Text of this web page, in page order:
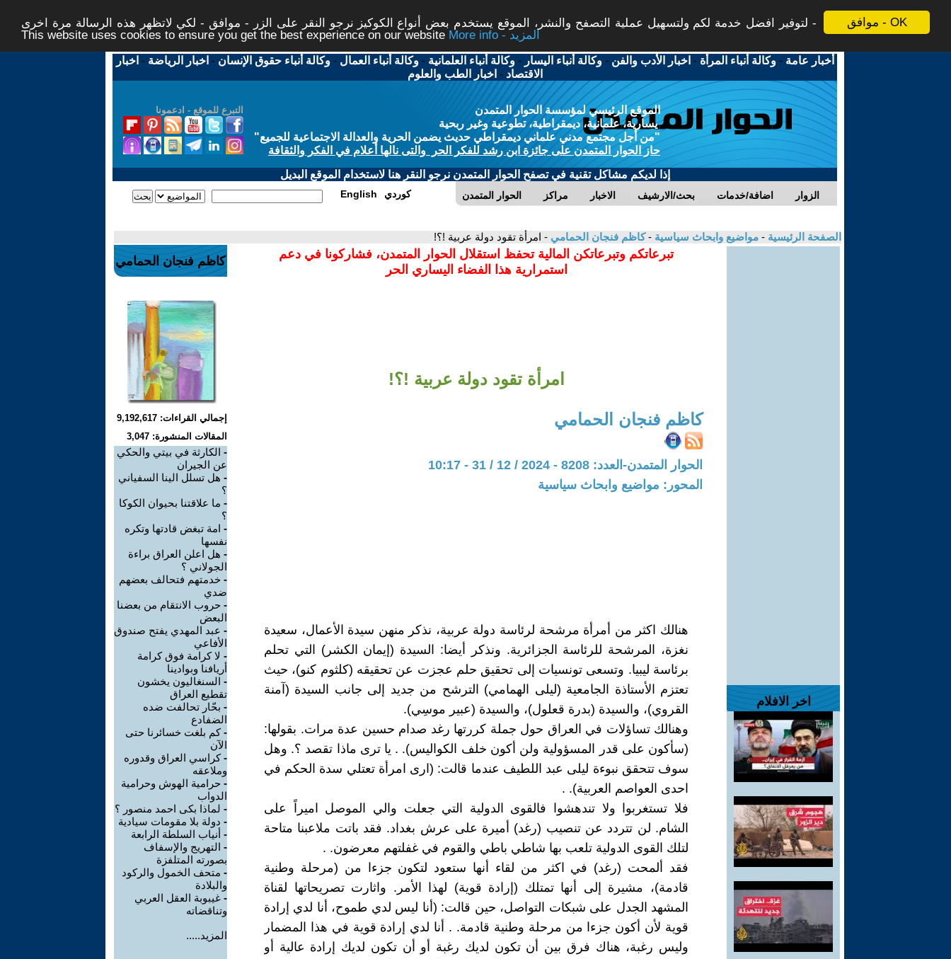
موافق - OK
لتوفير افضل خدمة لكم ولتسهيل عملية التصفح والنشر، الموقع يستخدم بعض أنواع الكوكيز نرجو النقر على الزر - موافق - لكي لاتظهر هذه الرسالة مرة اخرى -
This website uses cookies to ensure you get the best experience on our website
More info - المزيد
أخبار عامة -وكالة أنباء المرأة - اخبار الأدب والفن -وكالة أنباء اليسار -وكالة أنباء العلمانية -وكالة أنباء العمال -وكالة أنباء حقوق الإنسان - اخبار الرياضة - اخبار
الاقتصاد - اخبار الطب والعلوم
التبرع للموقع - ادعمونا
الموقع الرئيسي لمؤسسة الحوار المتمدن
يسارية، علمانية، ديمقراطية، تطوعية وغير ربحية
"من أجل مجتمع مدني علماني ديمقراطي حديث يضمن الحرية والعدالة الاجتماعية للجميع"
حاز الحوار المتمدن على جائزة ابن رشد للفكر الحر والتى نالها أعلام في الفكر والثقافة
إذا لديكم مشاكل تقنية في تصفح الحوار المتمدن نرجو النقر هنا لاستخدام الموقع البديل
الحوار المتمدن مراكز الاخبار بحث/الارشيف اضافة/خدمات الزوار English كوردي
الصفحة الرئيسية - مواضيع وابحاث سياسية -كاظم فنجان الحمامي - امرأة تقود دولة عربية !؟!
اخر الافلام
تبرعاتكم وتبرعاتكن المالية تحفظ استقلال الحوار المتمدن، فشاركونا في دعم
استمرارية هذا الفضاء اليساري الحر
امرأة تقود دولة عربية !؟!
كاظم فنجان الحمامي
الحوار المتمدن-العدد: 8208 - 2024 / 12 / 31 - 10:17
المحور: مواضيع وابحاث سياسية
هنالك اكثر من أمرأة مرشحة لرئاسة دولة عربية، نذكر منهن سيدة الأعمال، سعيدة
نغزة، المرشحة للرئاسة الجزائرية. ونذكر أيضا: السيدة (إيمان الكشر) التي تحلم
برئاسة ليبيا. وتسعى تونسيات إلى تحقيق حلم عجزت عن تحقيقه (كلثوم كنو)، حيث
تعتزم الأستاذة الجامعية (ليلى الهمامي) الترشح من جديد إلى جانب السيدة (آمنة
القروي)، والسيدة (بدرة قعلول)، والسيدة (عبير موسِي).
وهنالك تساؤلات في العراق حول جملة كررتها رغد صدام حسين عدة مرات. بقولها:
(سأكون على قدر المسؤولية ولن أكون خلف الكواليس). . يا ترى ماذا تقصد ؟. وهل
سوف تتحقق نبوءة ليلى عبد اللطيف عندما قالت: (ارى امرأة تعتلي سدة الحكم في
احدى العواصم العربية). .
فلا تستغربوا ولا تندهشوا فالقوى الدولية التي جعلت والي الموصل اميراً على
الشام. لن تتردد عن تنصيب (رغد) أميرة على عرش بغداد. فقد باتت ملاعبنا متاحة
لتلك القوى الدولية تلعب بها شاطي باطي والقوم في غفلتهم معرضون. .
فقد ألمحت (رغد) في اكثر من لقاء أنها ستعود لتكون جزءا من (مرحلة وطنية
قادمة)، مشيرة إلى أنها تمتلك (إرادة قوية) لهذا الأمر. واثارت تصريحاتها لقناة
المشهد الجدل على شبكات التواصل، حين قالت: (أنا ليس لدي طموح، أنا لدي إرادة
قوية لأن أكون جزءا من مرحلة وطنية قادمة. . أنا لدي إرادة قوية في هذا المضمار
وليس رغبة، هناك فرق بين أن تكون لديك رغبة أو أن تكون لديك إرادة عالية أو
كاظم فنجان الحمامي
إجمالي القراءات: 9,192,617
المقالات المنشورة: 3,047
- الكارثة في بيتي والحكي
عن الجيران
- هل تسلل الينا السفياني
؟
- ما علاقتنا بحيوان الكوكا
؟
- امة تبغض قادتها وتكره
نفسها
- هل اعلن العراق براءة
الجولاني ؟
- خدمتهم فتحالف بعضهم
ضدي
- حروب الانتقام من بعضنا
البعض
- عبد المهدي يفتح صندوق
الأفاعي
- لا كرامة فوق كرامة
أريافنا وبوادينا
- السنغاليون يخشون
تقطيع العراق
- بحّار تحالفت ضده
الضفادع
-كم بلغت خسائرنا حتى
الآن
-كراسي العراق وقدوره
وملاعقه
- حرامية الهوش وحرامية
الدواب
- لماذا بكى احمد منصور ؟
- دولة بلا مقومات سيادية
- أنياب السلطة الرابعة
- التهريج والإسفاف
بصورته المتلفزة
- متحف الخمول والركود
والبلادة
- غيبوبة العقل العربي
وتناقضاته
المزيد.....